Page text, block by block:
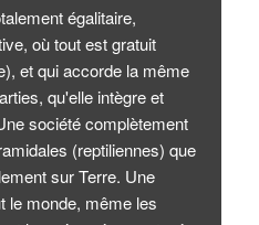
égalitaire,
où tout est gratuit
et qui accorde la même
qu'elle intègre et
société complètement
(reptiliennes) que
sur Terre. Une
le monde, même les